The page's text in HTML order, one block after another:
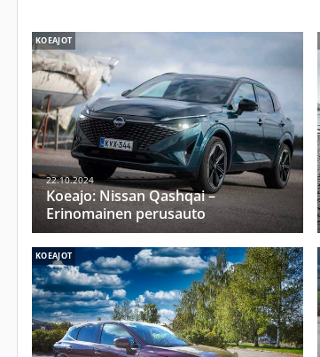
KOEAJOT
22.10.2024
Koeajo: Nissan Qashqai –
Erinomainen perusauto
KOEAJOT